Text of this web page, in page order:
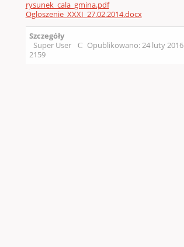
rysunek_cala_gmina.pdf
Ogloszenie_XXXI_27.02.2014.docx
Szczegóły
Super User
Opublikowano: 24 luty 2016
2159